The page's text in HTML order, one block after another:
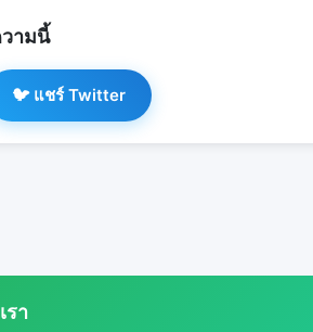
ามนี้
🐦 แชร์ Twitter
รา